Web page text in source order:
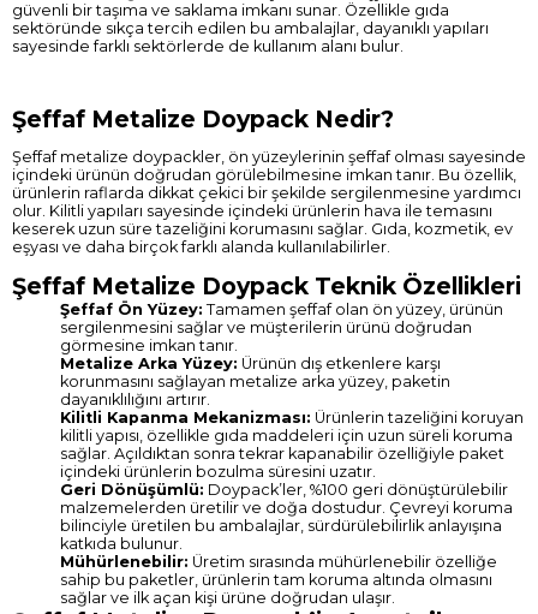
güvenli bir taşıma ve saklama imkanı sunar. Özellikle gıda
sektöründe sıkça tercih edilen bu ambalajlar, dayanıklı yapıları
sayesinde farklı sektörlerde de kullanım alanı bulur.
Şeffaf Metalize Doypack Nedir?
Şeffaf metalize doypackler, ön yüzeylerinin şeffaf olması sayesinde
içindeki ürünün doğrudan görülebilmesine imkan tanır. Bu özellik,
ürünlerin raflarda dikkat çekici bir şekilde sergilenmesine yardımcı
olur. Kilitli yapıları sayesinde içindeki ürünlerin hava ile temasını
keserek uzun süre tazeliğini korumasını sağlar. Gıda, kozmetik, ev
eşyası ve daha birçok farklı alanda kullanılabilirler.
Şeffaf Metalize Doypack Teknik Özellikleri
Şeffaf Ön Yüzey: Tamamen şeffaf olan ön yüzey, ürünün
sergilenmesini sağlar ve müşterilerin ürünü doğrudan
görmesine imkan tanır.
Metalize Arka Yüzey: Ürünün dış etkenlere karşı
korunmasını sağlayan metalize arka yüzey, paketin
dayanıklılığını artırır.
Kilitli Kapanma Mekanizması: Ürünlerin tazeliğini koruyan
kilitli yapısı, özellikle gıda maddeleri için uzun süreli koruma
sağlar. Açıldıktan sonra tekrar kapanabilir özelliğiyle paket
içindeki ürünlerin bozulma süresini uzatır.
Geri Dönüşümlü: Doypack’ler, %100 geri dönüştürülebilir
malzemelerden üretilir ve doğa dostudur. Çevreyi koruma
bilinciyle üretilen bu ambalajlar, sürdürülebilirlik anlayışına
katkıda bulunur.
Mühürlenebilir: Üretim sırasında mühürlenebilir özelliğe
sahip bu paketler, ürünlerin tam koruma altında olmasını
sağlar ve ilk açan kişi ürüne doğrudan ulaşır.